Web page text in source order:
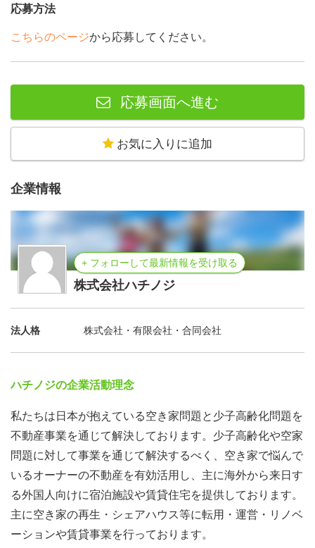
応募方法
こちらのページから応募してください。
応募画面へ進む
お気に入りに追加
企業情報
+ フォローして最新情報を受け取る
株式会社ハチノジ
法人格 株式会社・有限会社・合同会社
ハチノジの企業活動理念
私たちは日本が抱えている空き家問題と少子高齢化問題を
不動産事業を通じて解決しております。少子高齢化や空家
問題に対して事業を通じて解決するべく、空き家で悩んで
いるオーナーの不動産を有効活用し、主に海外から来日す
る外国人向けに宿泊施設や賃貸住宅を提供しております。
主に空き家の再生・シェアハウス等に転用・運営・リノベ
ーションや賃貸事業を行っております。